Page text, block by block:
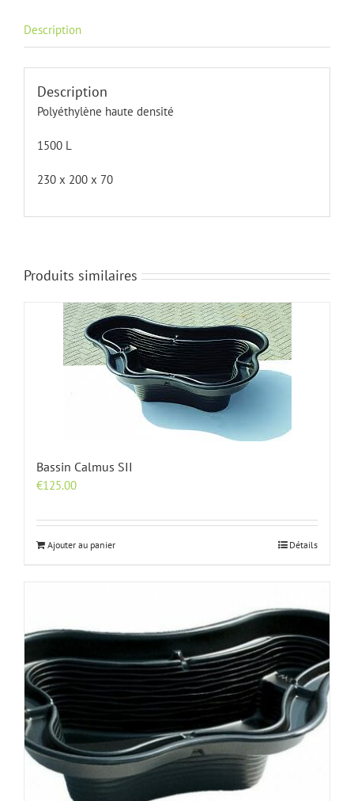
Description
Description
Polyéthylène haute densité
1500 L
230 x 200 x 70
Produits similaires
Bassin Calmus SII
€125.00
Ajouter au panier Détails